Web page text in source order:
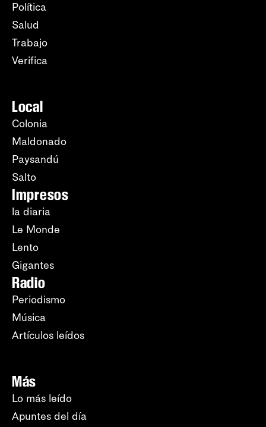
Política
Salud
Trabajo
Verifica
Local
Colonia
Maldonado
Paysandú
Salto
Impresos
la diaria
Le Monde
Lento
Gigantes
Radio
Periodismo
Música
Artículos leídos
Más
Lo más leído
Apuntes del día